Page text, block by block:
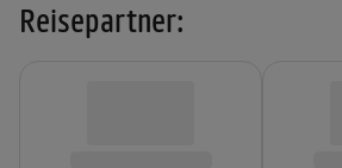
Reisepartner: